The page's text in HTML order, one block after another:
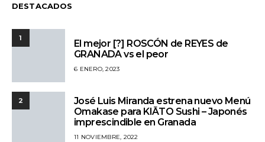
DESTACADOS
1
El mejor [?] ROSCÓN de REYES de
GRANADA vs el peor
6 ENERO, 2023
2
José Luis Miranda estrena nuevo Menú
Omakase para KIĀTO Sushi – Japonés
imprescindible en Granada
11 NOVIEMBRE, 2022